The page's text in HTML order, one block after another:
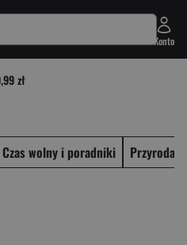
Konto
zł
Czas wolny i poradniki
Przyroda,